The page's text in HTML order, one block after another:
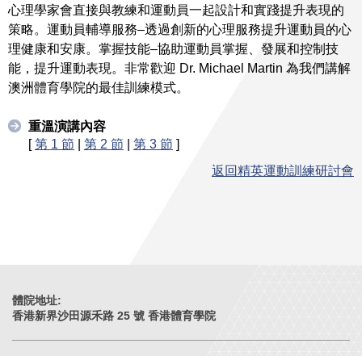
心理學家會直接與教練和運動員一起設計和實踐提升表現的
策略。運動員輔導服務–透過創新的心理服務提升運動員的心
理健康和安康。掌握技能–協助運動員掌握、發展和控制技
能，提升運動表現。非常歡迎 Dr. Michael Martin 為我們講解
澳洲體育學院的最佳訓練模式。
重溫演講內容
[第 1 節 | 第 2 節 | 第 3 節 ]
返回精英運動訓練研討會
體院地址:
香港新界沙田源禾路 25 號 香港體育學院